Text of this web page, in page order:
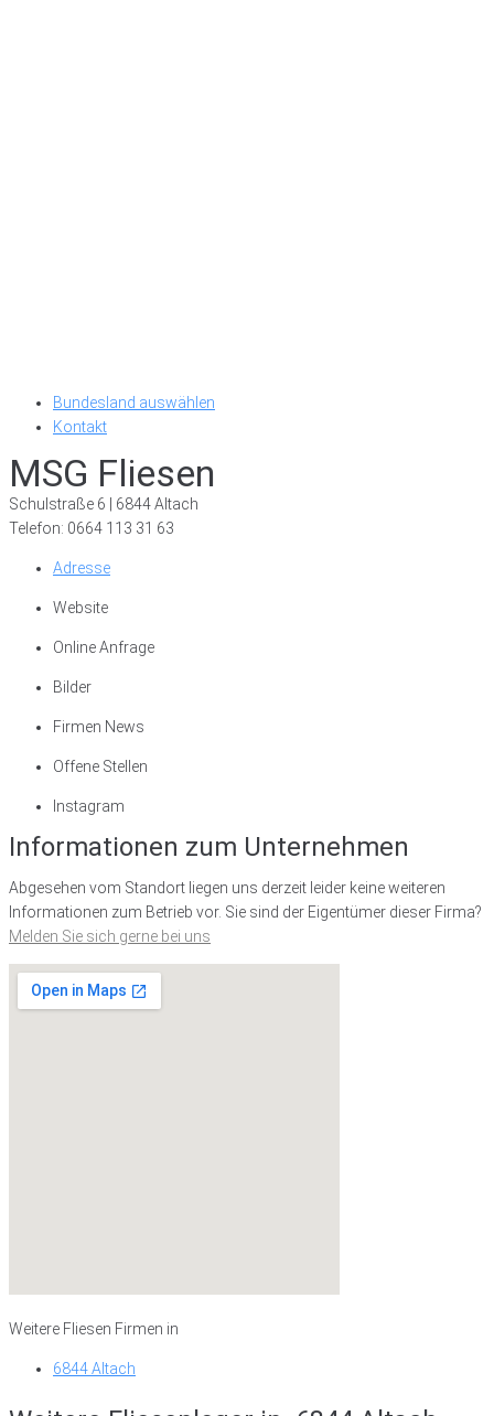
Bundesland auswählen
Kontakt
MSG Fliesen
Schulstraße 6 | 6844 Altach
Telefon: 0664 113 31 63
Adresse
Website
Online Anfrage
Bilder
Firmen News
Offene Stellen
Instagram
Informationen zum Unternehmen
Abgesehen vom Standort liegen uns derzeit leider keine weiteren
Informationen zum Betrieb vor. Sie sind der Eigentümer dieser Firma?
Melden Sie sich gerne bei uns
Weitere Fliesen Firmen in
6844 Altach